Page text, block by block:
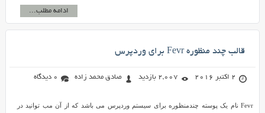
ادامه مطلب...
قالب چند منظوره Fevr برای وردپرس
2 اکتبر 2016 2,007 بازدید صادق محمد زاده 0 دیدگاه
Fevr نام یک پوسته چندمنظوره برای سیستم وردپرس می باشد که از آن مب توانید در